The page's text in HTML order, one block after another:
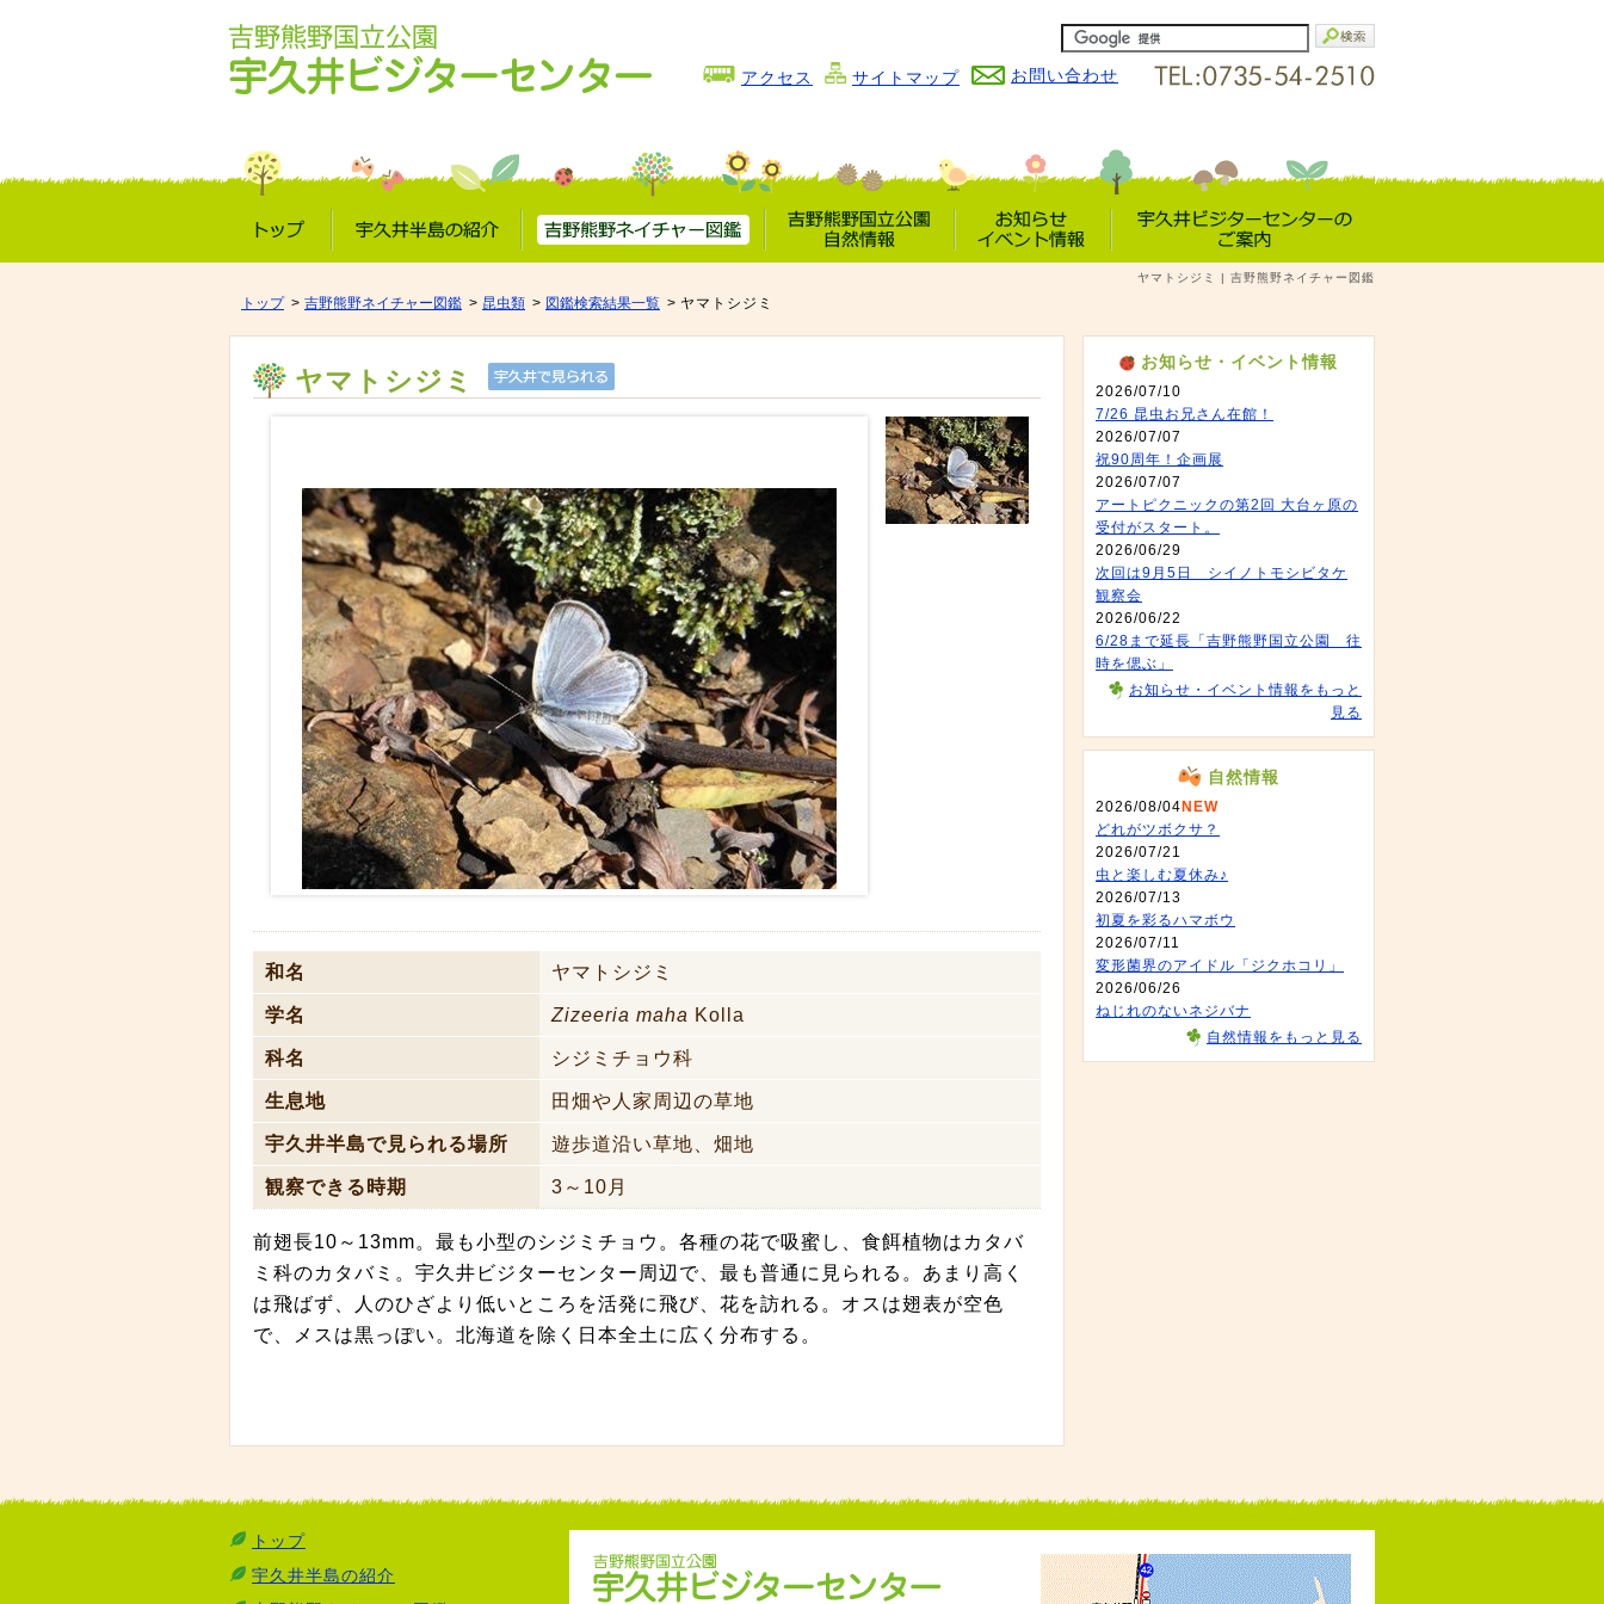
アクセス サイトマップ お問い合わせ
宇久井VC
ヤマトシジミ | 吉野熊野ネイチャー図鑑
トップ 吉野熊野ネイチャー図鑑 昆虫類 図鑑検索結果一覧 ヤマトシジミ
ヤマトシジミ
和名 ヤマトシジミ
学名 Zizeeria maha Kolla
科名 シジミチョウ科
生息地 田畑や人家周辺の草地
宇久井半島で見られる場所 遊歩道沿い草地、畑地
観察できる時期 3～10月
前翅長10～13mm。最も小型のシジミチョウ。各種の花で吸蜜し、食餌植物はカタバ
ミ科のカタバミ。宇久井ビジターセンター周辺で、最も普通に見られる。あまり高く
は飛ばず、人のひざより低いところを活発に飛び、花を訪れる。オスは翅表が空色
で、メスは黒っぽい。北海道を除く日本全土に広く分布する。
お知らせ・イベント情報
2026/07/10
7/26 昆虫お兄さん在館！
2026/07/07
祝90周年！企画展
2026/07/07
アートピクニックの第2回 大台ヶ原の
受付がスタート。
2026/06/29
次回は9月5日 シイノトモシビタケ
観察会
2026/06/22
6/28まで延長「吉野熊野国立公園 往
時を偲ぶ」
お知らせ・イベント情報をもっと
見る
自然情報
2026/08/04 NEW
どれがツボクサ？
2026/07/21
虫と楽しむ夏休み♪
2026/07/13
初夏を彩るハマボウ
2026/07/11
変形菌界のアイドル「ジクホコリ」
2026/06/26
ねじれのないネジバナ
自然情報をもっと見る
トップ
宇久井半島の紹介